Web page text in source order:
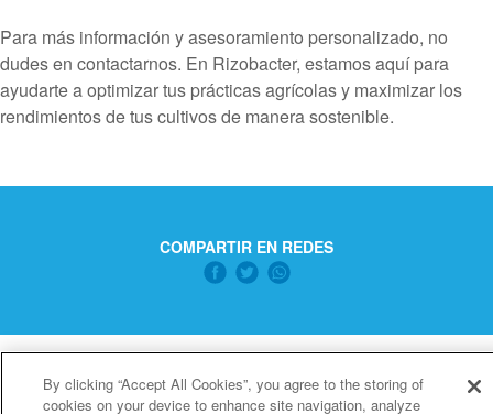
Para más información y asesoramiento personalizado, no
dudes en contactarnos. En Rizobacter, estamos aquí para
ayudarte a optimizar tus prácticas agrícolas y maximizar los
rendimientos de tus cultivos de manera sostenible.
COMPARTIR EN REDES
By clicking “Accept All Cookies”, you agree to the storing of
cookies on your device to enhance site navigation, analyze